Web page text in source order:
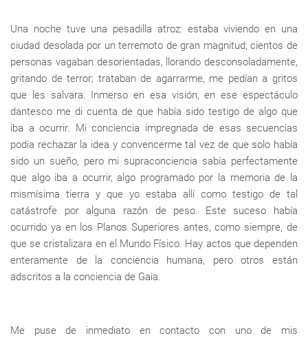
Una noche tuve una pesadilla atroz: estaba viviendo en una
ciudad desolada por un terremoto de gran magnitud; cientos de
personas vagaban desorientadas, llorando desconsoladamente,
gritando de terror; trataban de agarrarme, me pedían a gritos
que les salvara. Inmerso en esa visión, en ese espectáculo
dantesco me di cuenta de que había sido testigo de algo que
iba a ocurrir. Mi conciencia impregnada de esas secuencias
podía rechazar la idea y convencerme tal vez de que solo había
sido un sueño, pero mi supraconciencia sabía perfectamente
que algo iba a ocurrir, algo programado por la memoria de la
mismísima tierra y que yo estaba allí como testigo de tal
catástrofe por alguna razón de peso. Este suceso había
ocurrido ya en los Planos Superiores antes, como siempre, de
que se cristalizara en el Mundo Físico. Hay actos que dependen
enteramente de la conciencia humana, pero otros están
adscritos a la conciencia de Gaia.
Me puse de inmediato en contacto con uno de mis